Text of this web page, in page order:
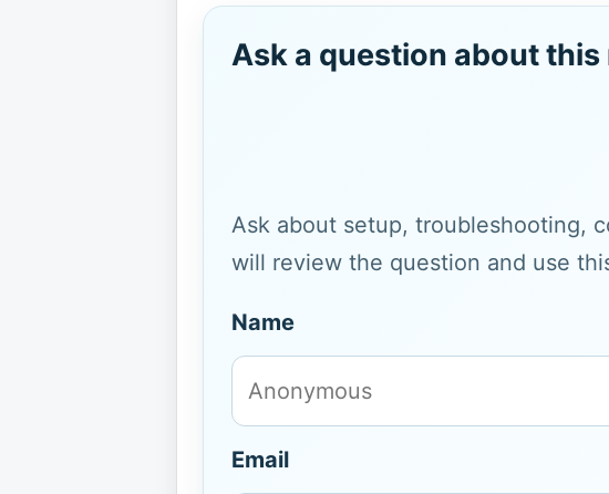
Ask a question about this
Ask about setup, troubleshooting,
will review the question and use
Name
Email